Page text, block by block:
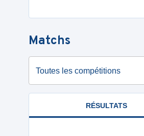
Matchs
Toutes les compétitions
RÉSULTATS